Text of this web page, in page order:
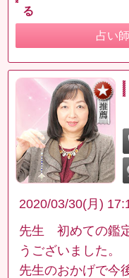
る
占い
2020/03/30(月)
先生 初めての鑑
うございました。
先生のおかげで今